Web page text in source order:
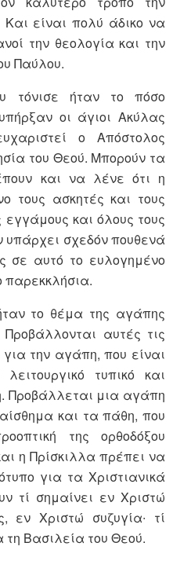
Και είναι πολύ άδικο να
την θεολογία και την
Παύλου.
τόνισε ήταν το πόσο
οι άγιοι Ακύλας
ο Απόστολος
του Θεού. Μπορούν τα
και να λένε ότι η
τους ασκητές και τους
και όλους τους
σχεδόν πουθενά
σε αυτό το ευλογημένο
παρεκκλήσια.
το θέμα της αγάπης
αυτές τις
την αγάπη, που είναι
τυπικό και
Προβάλλεται μια αγάπη
και τα πάθη, που
της ορθοδόξου
η Πρίσκιλλα πρέπει να
για τα Χριστιανικά
τί σημαίνει εν Χριστώ
Χριστώ συζυγία∙ τί
τη Βασιλεία του Θεού.